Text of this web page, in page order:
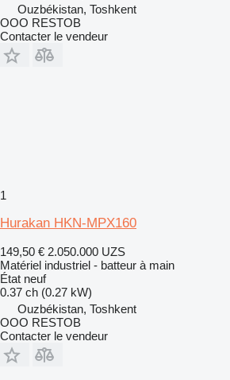
Ouzbékistan, Toshkent
OOO RESTOB
Contacter le vendeur
1
Hurakan HKN-MPX160
149,50 € 2.050.000 UZS
Matériel industriel - batteur à main
État neuf
0.37 ch (0.27 kW)
Ouzbékistan, Toshkent
OOO RESTOB
Contacter le vendeur